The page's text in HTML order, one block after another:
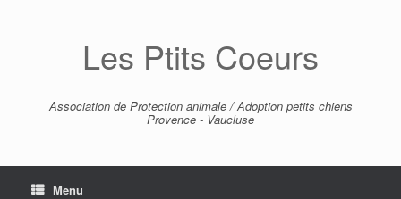
Les Ptits Coeurs
Association de Protection animale / Adoption petits chiens
Provence - Vaucluse
Menu